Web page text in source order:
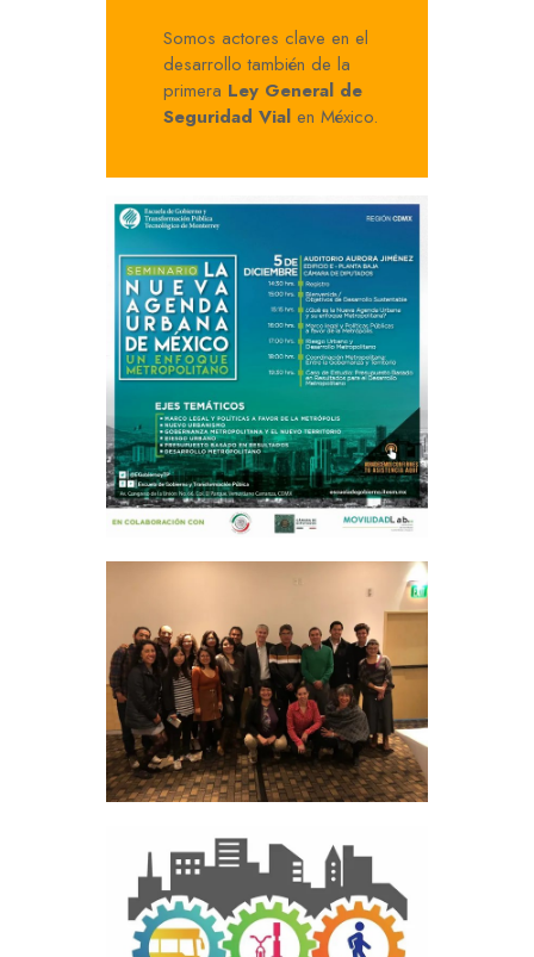
Somos actores clave en el
desarrollo también de la
primera Ley General de
Seguridad Vial en México.